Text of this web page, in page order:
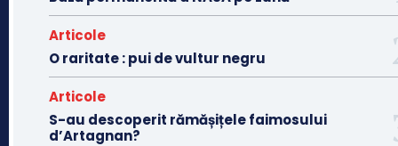
Articole
O raritate : pui de vultur negru
Articole
S-au descoperit rămășițele faimosului
d’Artagnan?